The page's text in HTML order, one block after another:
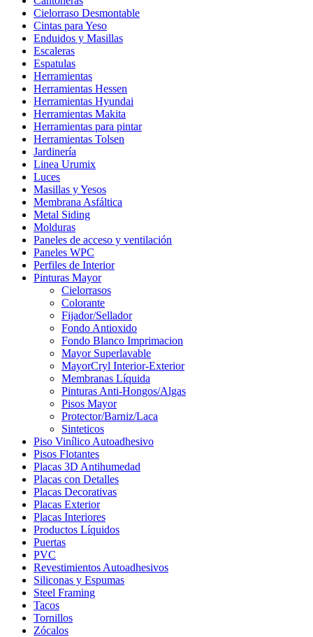
Cielorraso Desmontable
Cintas para Yeso
Enduidos y Masillas
Escaleras
Espatulas
Herramientas
Herramientas Hessen
Herramientas Hyundai
Herramientas Makita
Herramientas para pintar
Herramientas Tolsen
Jardinería
Linea Urumix
Luces
Masillas y Yesos
Membrana Asfáltica
Metal Siding
Molduras
Paneles de acceso y ventilación
Paneles WPC
Perfiles de Interior
Pinturas Mayor
Cielorrasos
Colorante
Fijador/Sellador
Fondo Antioxido
Fondo Blanco Imprimacion
Mayor Superlavable
MayorCryl Interior-Exterior
Membranas Líquida
Pinturas Anti-Hongos/Algas
Pisos Mayor
Protector/Barniz/Laca
Sinteticos
Piso Vinílico Autoadhesivo
Pisos Flotantes
Placas 3D Antihumedad
Placas con Detalles
Placas Decorativas
Placas Exterior
Placas Interiores
Productos Líquidos
Puertas
PVC
Revestimientos Autoadhesivos
Siliconas y Espumas
Steel Framing
Tacos
Tornillos
Zócalos